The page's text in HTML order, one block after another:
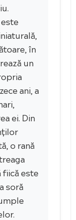
în
un
ani, a
ei. Din
o rană
fiică este
soră